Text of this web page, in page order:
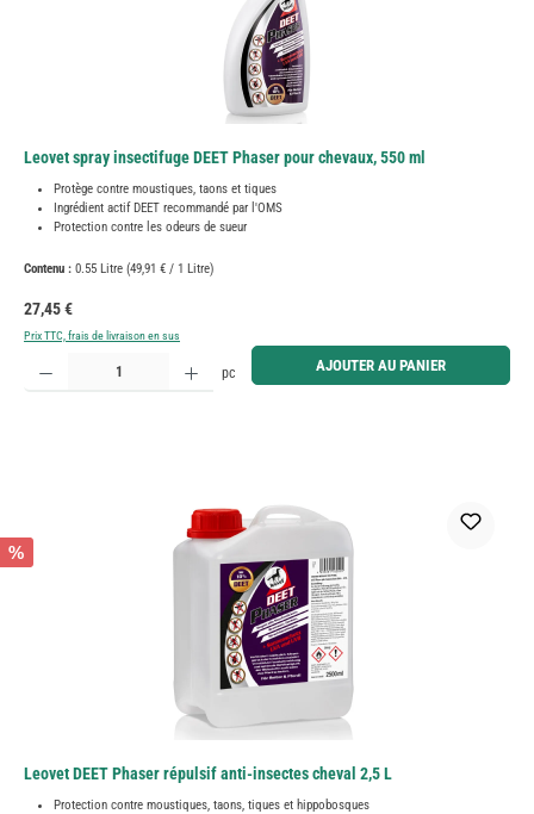
Leovet spray insectifuge DEET Phaser pour chevaux, 550 ml
Protège contre moustiques, taons et tiques
Ingrédient actif DEET recommandé par l'OMS
Protection contre les odeurs de sueur
Contenu : 0.55 Litre (49,91 € / 1 Litre)
Prix régulier :
27,45 €
Prix TTC, frais de livraison en sus
Quantité de produit : Entrez la quantité souhaitée ou utilisez les boutons pour augmenter ou
pc AJOUTER AU PANIER
%
Leovet DEET Phaser répulsif anti-insectes cheval 2,5 L
Protection contre moustiques, taons, tiques et hippobosques